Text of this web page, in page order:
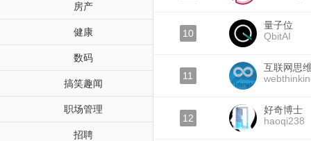
房产
健康
数码
搞笑趣闻
职场管理
招聘
10
量子位
QbitAI
11
互联网思
12
好奇博士
haoqi238